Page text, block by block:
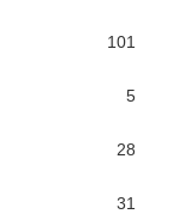
101
5
28
31